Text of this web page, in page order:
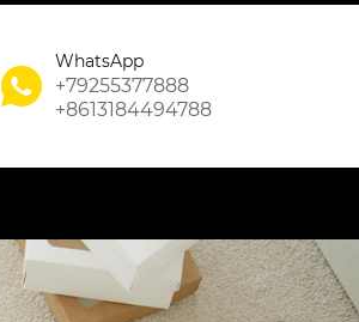

WhatsApp
+79255377888
+8613184494788